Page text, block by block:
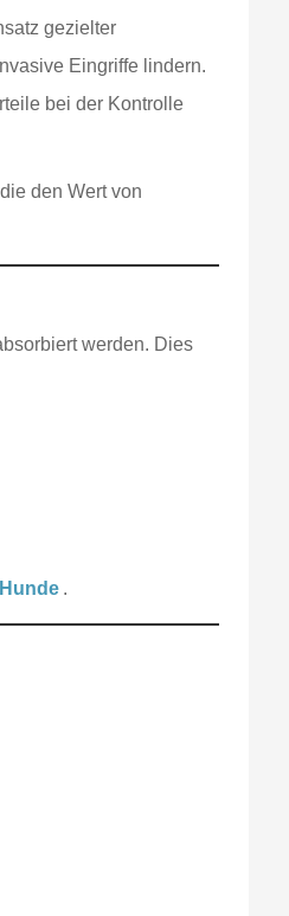
gezielter
Eingriffe lindern.
bei der Kontrolle
den Wert von
werden. Dies
.